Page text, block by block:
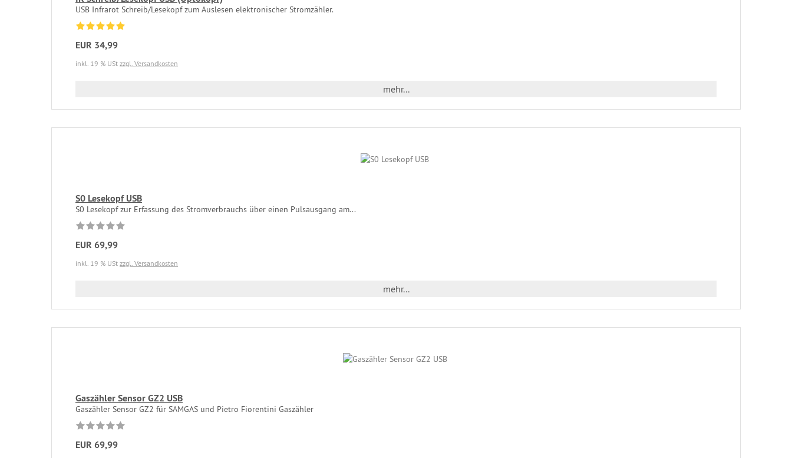
USB Infrarot Schreib/Lesekopf zum Auslesen elektronischer Stromzähler.
EUR 34,99
inkl. 19 % USt zzgl. Versandkosten
mehr...
S0 Lesekopf USB
S0 Lesekopf zur Erfassung des Stromverbrauchs über einen Pulsausgang am...
EUR 69,99
inkl. 19 % USt zzgl. Versandkosten
mehr...
Gaszähler Sensor GZ2 USB
Gaszähler Sensor GZ2 für SAMGAS und Pietro Fiorentini Gaszähler
EUR 69,99